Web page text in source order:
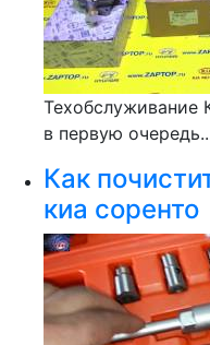
Техобслуживание
в первую
Как
киа соренто